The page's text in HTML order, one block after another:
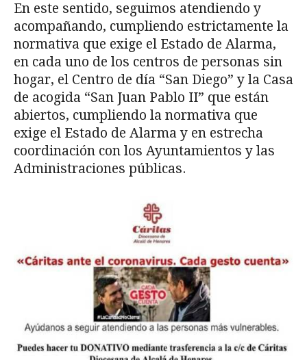
En este sentido, seguimos atendiendo y
acompañando, cumpliendo estrictamente la
normativa que exige el Estado de Alarma,
en cada uno de los centros de personas sin
hogar, el Centro de día “San Diego” y la Casa
de acogida “San Juan Pablo II” que están
abiertos, cumpliendo la normativa que
exige el Estado de Alarma y en estrecha
coordinación con los Ayuntamientos y las
Administraciones públicas.